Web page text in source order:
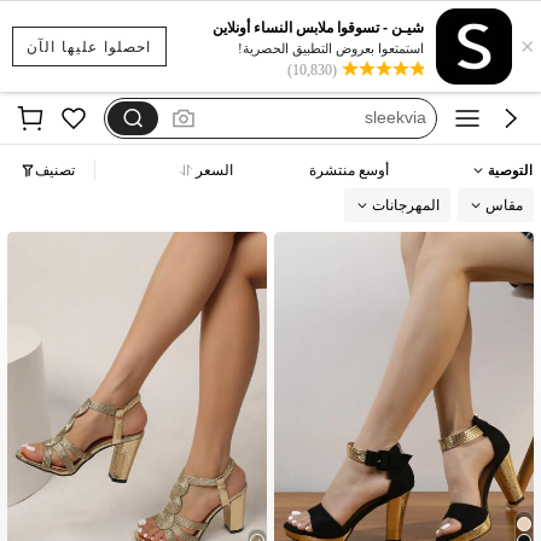
احصلوا عليها الآن ×
شيـن - تسوقوا ملابس النساء أونلاين
استمتعوا بعروض التطبيق الحصرية!
(10,830)
motf
solecia
sleekvia
cuccoo bizchic
motf
التوصية أوسع منتشرة السعر تصنيف
مقاس المهرجانات